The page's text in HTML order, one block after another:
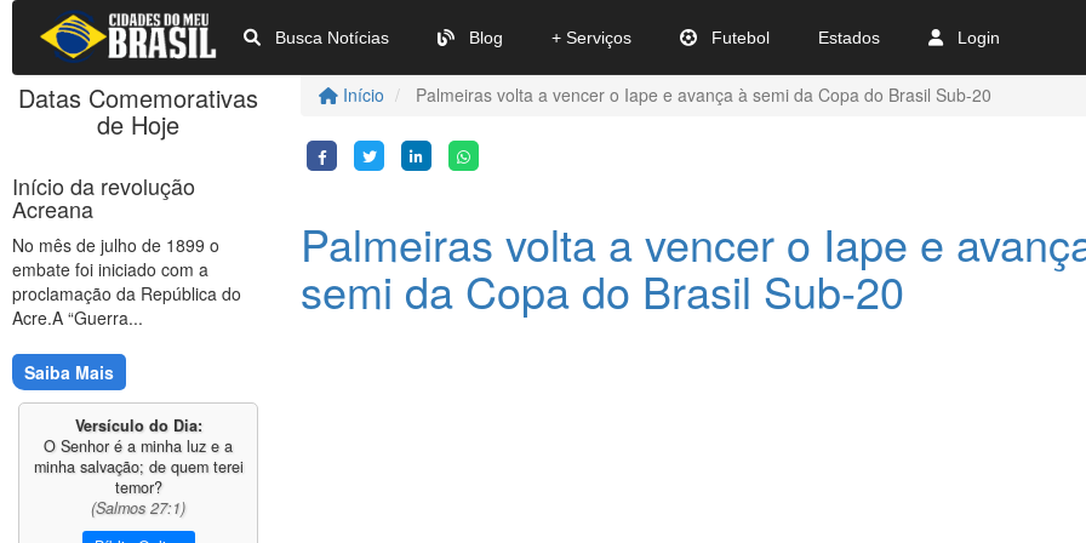
Busca Notícias Blog + Serviços Futebol Estados Login
Início Palmeiras volta a vencer o Iape e avança à semi da Copa do Brasil Sub-20
Palmeiras volta a vencer o Iape e
semi da Copa do Brasil Sub-20
Datas Comemorativas
de Hoje
Início da revolução
Acreana
No mês de julho de 1899 o
embate foi iniciado com a
proclamação da República do
Acre.A “Guerra...
Saiba Mais
Versículo do Dia:
O Senhor é a minha luz e a
minha salvação; de quem terei
temor?
(Salmos 27:1)